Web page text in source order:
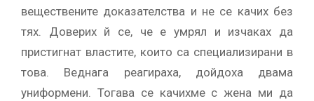
веществените доказателства и не се качих без
тях. Доверих й се, че е умрял и изчаках да
пристигнат властите, които са специализирани в
това. Веднага реагираха, дойдоха двама
униформени. Тогава се качихме с жена ми да